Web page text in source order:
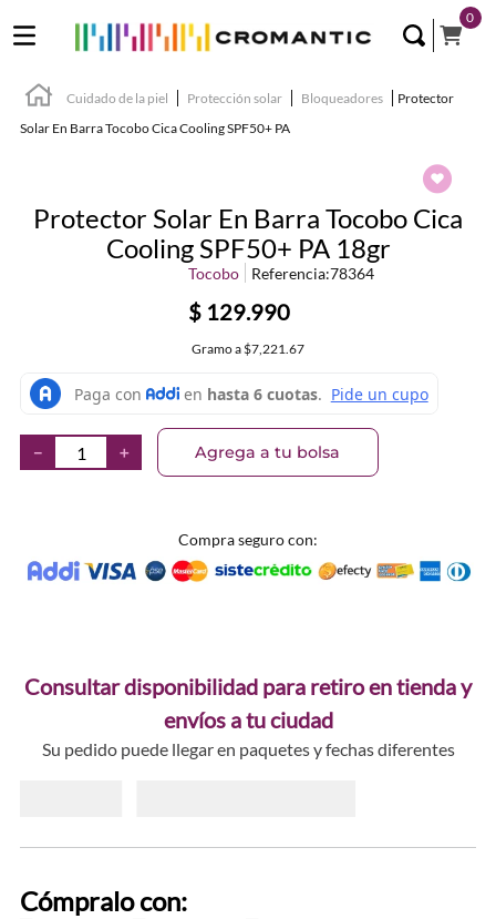
0
Cuidado de la piel Protección solar Bloqueadores
Protector
Solar En Barra Tocobo Cica Cooling SPF50+ PA
Protector Solar En Barra Tocobo Cica
Cooling SPF50+ PA 18gr
Tocobo Referencia:78364
$ 129.990
Gramoa $7,221.67
＋
－ Agrega a tu bolsa
Compra seguro con:
Consultar disponibilidad para retiro en tienda y
envíos a tu ciudad
Su pedido puede llegar en paquetes y fechas diferentes
Cómpralo con: